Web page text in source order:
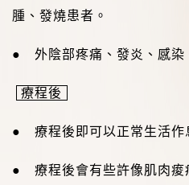
腫、發燒患者。
● 外陰部疼痛、發炎、感染
療程後
● 療程後即可以正常生活作
● 療程後會有些許像肌肉